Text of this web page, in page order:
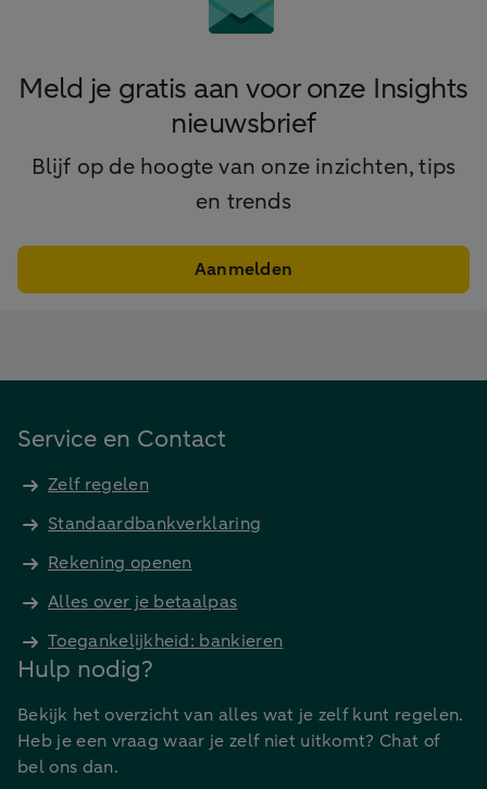
Meld je gratis aan voor onze Insights
nieuwsbrief
Blijf op de hoogte van onze inzichten, tips
en trends
Aanmelden
Service en Contact
Zelf regelen
Standaardbankverklaring
Rekening openen
Alles over je betaalpas
Toegankelijkheid: bankieren
Hulp nodig?
Bekijk het overzicht van alles wat je zelf kunt regelen.
Heb je een vraag waar je zelf niet uitkomt? Chat of
bel ons dan.